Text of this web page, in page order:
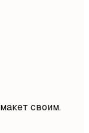
своим.